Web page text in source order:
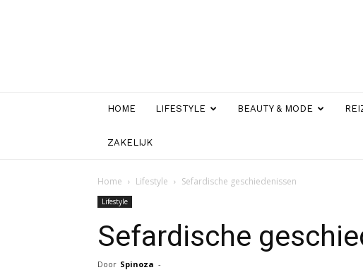
HOME LIFESTYLE BEAUTY & MODE
ZAKELIJK
Home Lifestyle Sefardische geschiedenissen
Lifestyle
Sefardische
Door Spinoza -